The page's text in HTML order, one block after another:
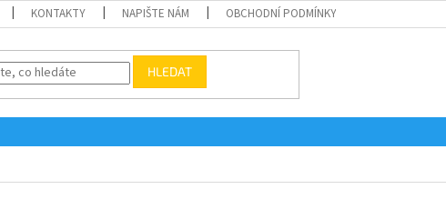
KONTAKTY NAPIŠTE NÁM OBCHODNÍ PODMÍNKY
HLEDAT